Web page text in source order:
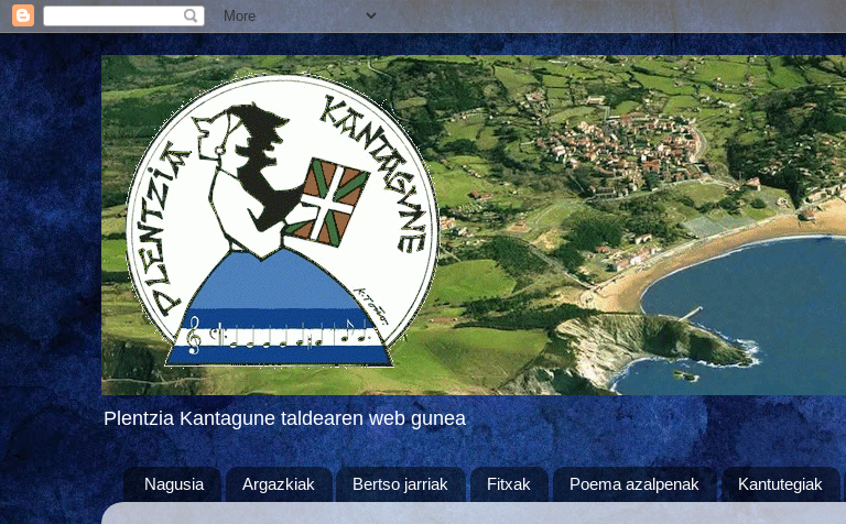
Plentzia Kantagune taldearen web gunea
Nagusia Argazkiak Bertso jarriak Fitxak Poema azalpenak Kantutegiak